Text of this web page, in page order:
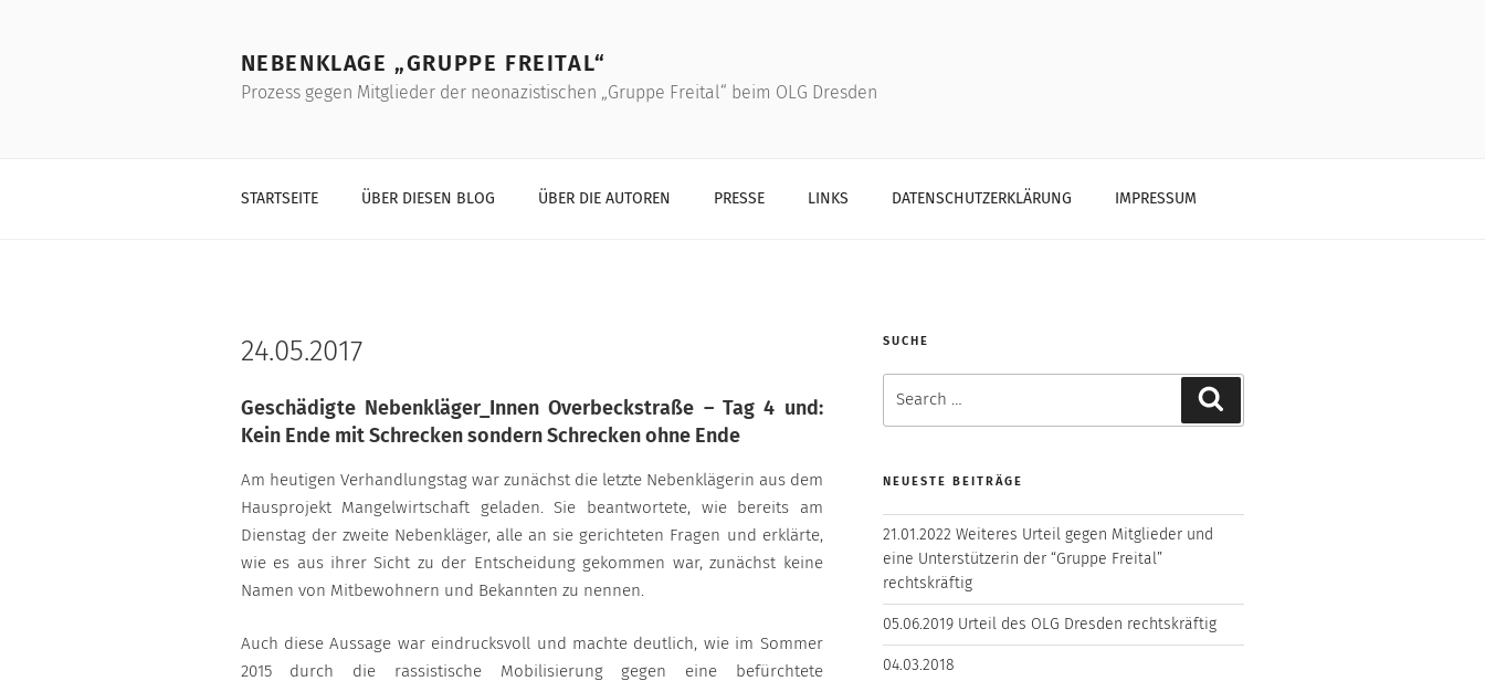
NEBENKLAGE „GRUPPE FREITAL“
Prozess gegen Mitglieder der neonazistischen „Gruppe Freital“ beim OLG Dresden
STARTSEITE ÜBER DIESEN BLOG ÜBER DIE AUTOREN PRESSE LINKS DATENSCHUTZERKLÄRUNG IMPRESSUM
24.05.2017
Geschädigte Nebenkläger_Innen Overbeckstraße – Tag 4 und:
Kein Ende mit Schrecken sondern Schrecken ohne Ende
Am heutigen Verhandlungstag war zunächst die letzte Nebenklägerin aus dem
Hausprojekt Mangelwirtschaft geladen. Sie beantwortete, wie bereits am
Dienstag der zweite Nebenkläger, alle an sie gerichteten Fragen und erklärte,
wie es aus ihrer Sicht zu der Entscheidung gekommen war, zunächst keine
Namen von Mitbewohnern und Bekannten zu nennen.
Auch diese Aussage war eindrucksvoll und machte deutlich, wie im Sommer
2015 durch die rassistische Mobilisierung gegen eine befürchtete
SUCHE
for:
NEUESTE BEITRÄGE
21.01.2022 Weiteres Urteil gegen Mitglieder und
eine Unterstützerin der “Gruppe Freital”
rechtskräftig
05.06.2019 Urteil des OLG Dresden rechtskräftig
04.03.2018